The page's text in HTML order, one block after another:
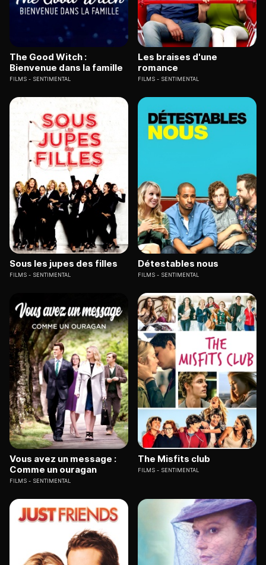
The Good Witch :
Bienvenue dans la famille
FILMS SENTIMENTAL
Les braises d'une
romance
FILMS SENTIMENTAL
Sous les jupes des filles
FILMS SENTIMENTAL
Détestables nous
FILMS SENTIMENTAL
Vous avez un message :
Comme un ouragan
FILMS SENTIMENTAL
The Misfits club
FILMS SENTIMENTAL